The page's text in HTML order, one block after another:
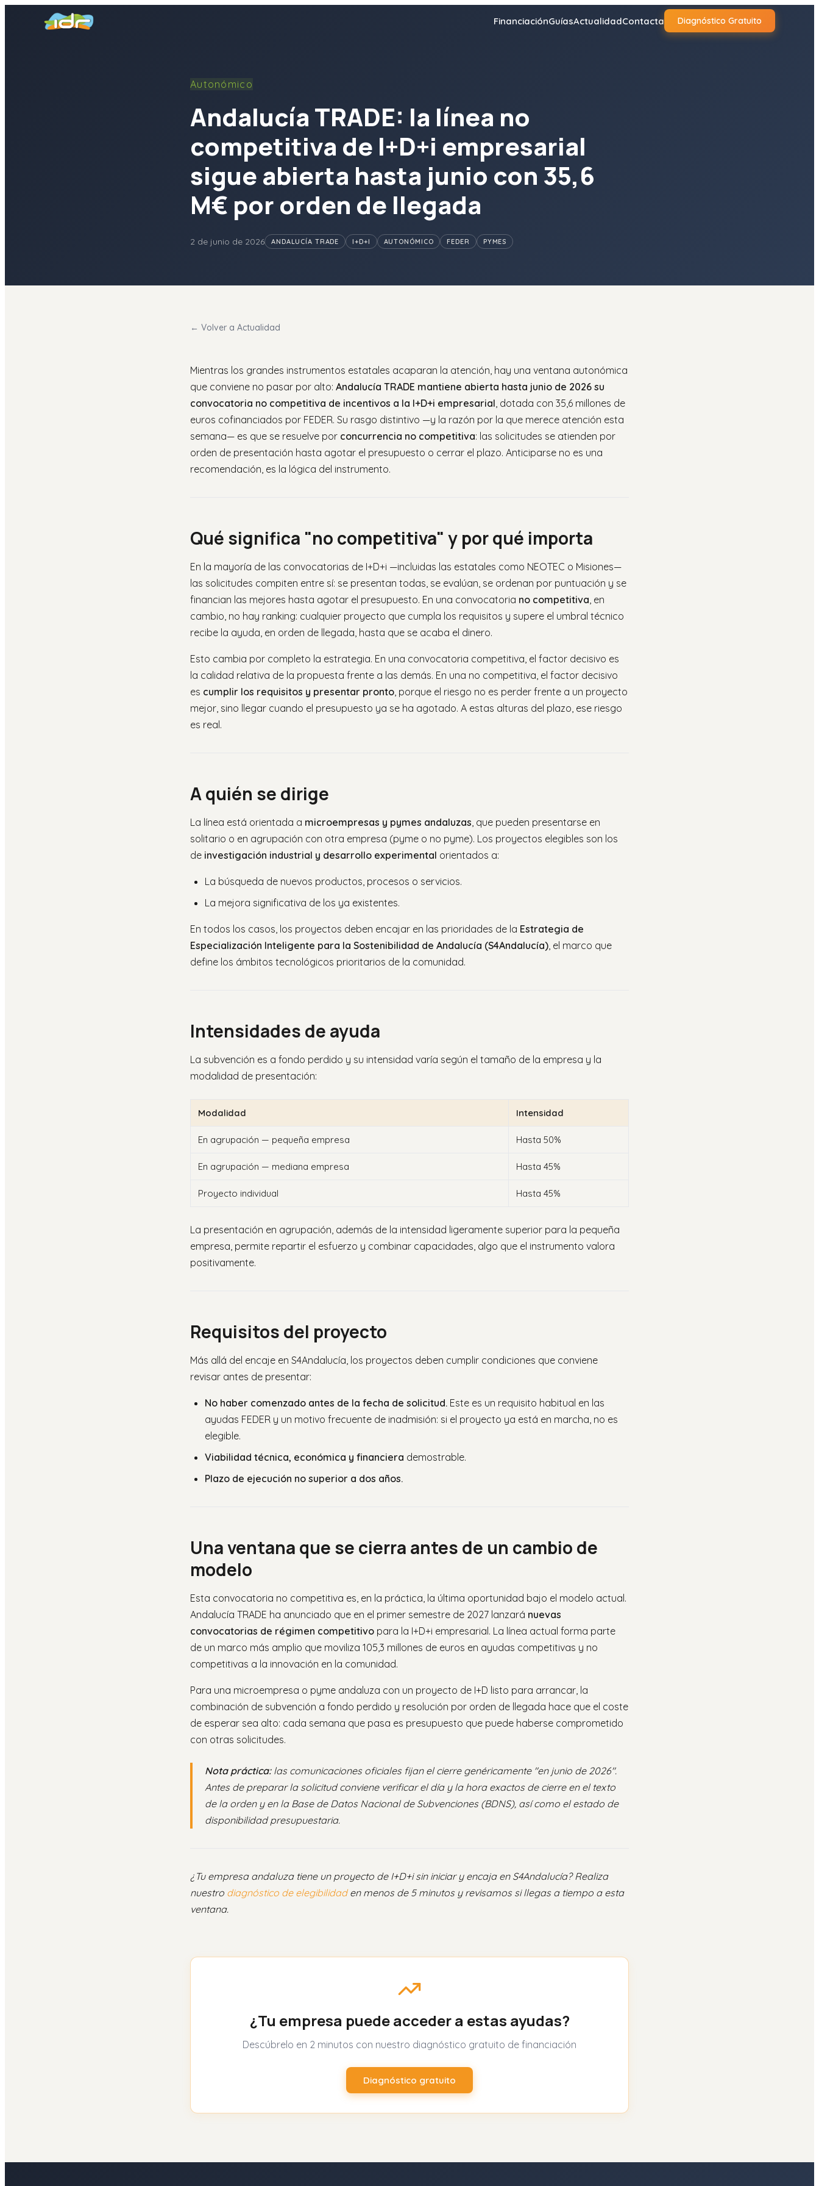
FinanciaciónGuíasActualidadContacta Diagnóstico Gratuito
Diagnóstico Gratuito
Autonómico
Andalucía TRADE: la línea no
competitiva de I+D+i empresarial
sigue abierta hasta junio con 35,6
M€ por orden de llegada
2 de junio de 2026 ANDALUCÍA TRADE I+D+I AUTONÓMICO FEDER PYMES
← Volver a Actualidad
Mientras los grandes instrumentos estatales acaparan la atención, hay una ventana autonómica
que conviene no pasar por alto: Andalucía TRADE mantiene abierta hasta junio de 2026 su
convocatoria no competitiva de incentivos a la I+D+i empresarial, dotada con 35,6 millones de
euros cofinanciados por FEDER. Su rasgo distintivo —y la razón por la que merece atención esta
semana— es que se resuelve por concurrencia no competitiva: las solicitudes se atienden por
orden de presentación hasta agotar el presupuesto o cerrar el plazo. Anticiparse no es una
recomendación, es la lógica del instrumento.
Qué significa "no competitiva" y por qué importa
En la mayoría de las convocatorias de I+D+i —incluidas las estatales como NEOTEC o Misiones—
las solicitudes compiten entre sí: se presentan todas, se evalúan, se ordenan por puntuación y se
financian las mejores hasta agotar el presupuesto. En una convocatoria no competitiva, en
cambio, no hay ranking: cualquier proyecto que cumpla los requisitos y supere el umbral técnico
recibe la ayuda, en orden de llegada, hasta que se acaba el dinero.
Esto cambia por completo la estrategia. En una convocatoria competitiva, el factor decisivo es
la calidad relativa de la propuesta frente a las demás. En una no competitiva, el factor decisivo
es cumplir los requisitos y presentar pronto, porque el riesgo no es perder frente a un proyecto
mejor, sino llegar cuando el presupuesto ya se ha agotado. A estas alturas del plazo, ese riesgo
es real.
A quién se dirige
La línea está orientada a microempresas y pymes andaluzas, que pueden presentarse en
solitario o en agrupación con otra empresa (pyme o no pyme). Los proyectos elegibles son los
de investigación industrial y desarrollo experimental orientados a:
La búsqueda de nuevos productos, procesos o servicios.
La mejora significativa de los ya existentes.
En todos los casos, los proyectos deben encajar en las prioridades de la Estrategia de
Especialización Inteligente para la Sostenibilidad de Andalucía (S4Andalucía), el marco que
define los ámbitos tecnológicos prioritarios de la comunidad.
Intensidades de ayuda
La subvención es a fondo perdido y su intensidad varía según el tamaño de la empresa y la
modalidad de presentación:
Modalidad Intensidad
En agrupación — pequeña empresa Hasta 50%
En agrupación — mediana empresa Hasta 45%
Proyecto individual Hasta 45%
La presentación en agrupación, además de la intensidad ligeramente superior para la pequeña
empresa, permite repartir el esfuerzo y combinar capacidades, algo que el instrumento valora
positivamente.
Requisitos del proyecto
Más allá del encaje en S4Andalucía, los proyectos deben cumplir condiciones que conviene
revisar antes de presentar:
No haber comenzado antes de la fecha de solicitud. Este es un requisito habitual en las
ayudas FEDER y un motivo frecuente de inadmisión: si el proyecto ya está en marcha, no es
elegible.
Viabilidad técnica, económica y financiera demostrable.
Plazo de ejecución no superior a dos años.
Una ventana que se cierra antes de un cambio de
modelo
Esta convocatoria no competitiva es, en la práctica, la última oportunidad bajo el modelo actual.
Andalucía TRADE ha anunciado que en el primer semestre de 2027 lanzará nuevas
convocatorias de régimen competitivo para la I+D+i empresarial. La línea actual forma parte
de un marco más amplio que moviliza 105,3 millones de euros en ayudas competitivas y no
competitivas a la innovación en la comunidad.
Para una microempresa o pyme andaluza con un proyecto de I+D listo para arrancar, la
combinación de subvención a fondo perdido y resolución por orden de llegada hace que el coste
de esperar sea alto: cada semana que pasa es presupuesto que puede haberse comprometido
con otras solicitudes.
Nota práctica:las comunicaciones oficiales fijan el cierre genéricamente "en junio de 2026".
Antes de preparar la solicitud conviene verificar el día y la hora exactos de cierre en el texto
de la orden y en la Base de Datos Nacional de Subvenciones (BDNS), así como el estado de
disponibilidad presupuestaria.
¿Tu empresa andaluza tiene un proyecto de I+D+i sin iniciar y encaja en S4Andalucía? Realiza
nuestro diagnóstico de elegibilidaden menos de 5 minutos y revisamos si llegas a tiempo a esta
ventana.
¿Tu empresa puede acceder a estas ayudas?
Descúbrelo en 2 minutos con nuestro diagnóstico gratuito de financiación
Diagnóstico gratuito